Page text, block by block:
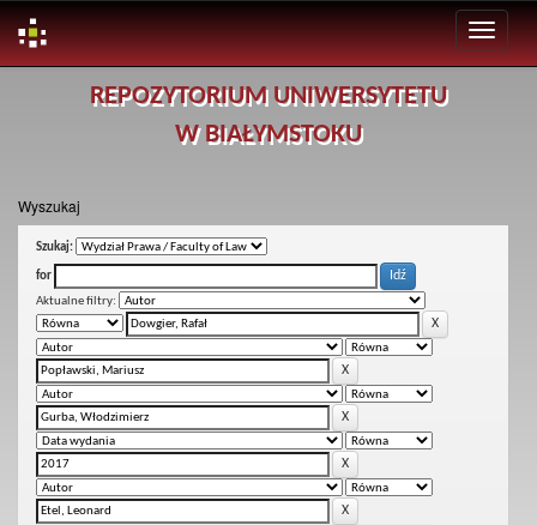
REPOZYTORIUM UNIWERSYTETU
W BIAŁYMSTOKU
Wyszukaj
Szukaj:
for
Aktualne filtry: